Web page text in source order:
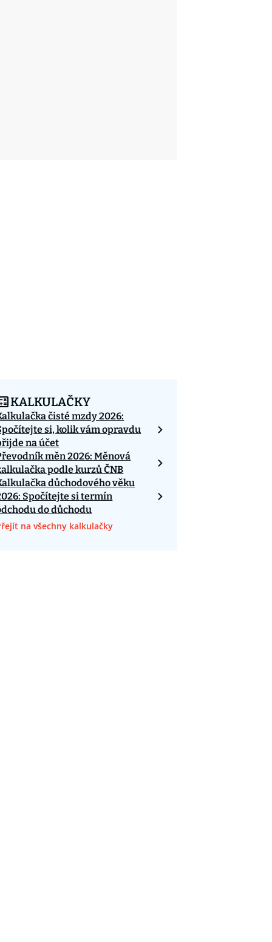
KALKULAČKY
čisté mzdy 2026:
si, kolik vám opravdu
na účet
měn 2026: Měnová
podle kurzů ČNB
důchodového věku
Spočítejte si termín
do důchodu
na všechny kalkulačky